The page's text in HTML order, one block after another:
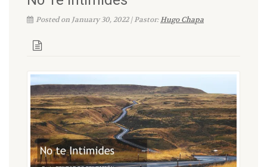
Posted on January 30, 2022 | Pastor:Hugo Chapa